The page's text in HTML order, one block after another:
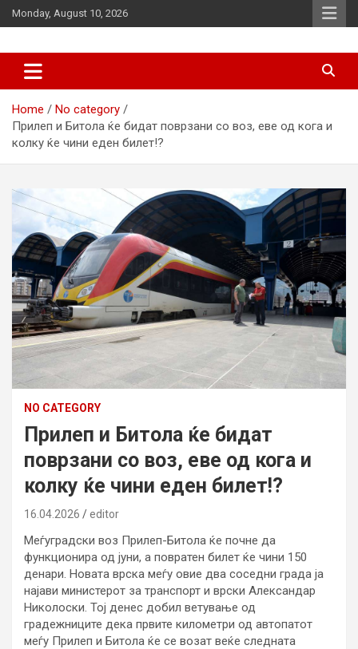
Skip
to
Monday, August 10, 2026
d7-news.com
Home
No category
Прилеп и Битола ќе бидат поврзани со воз, еве од кога и
колку ќе чини еден билет!?
NO CATEGORY
Прилеп и Битола ќе бидат
поврзани со воз, еве од кога и
колку ќе чини еден билет!?
16.04.2026 editor
Меѓуградски воз Прилеп-Битола ќе почне да
функционира од јуни, а повратен билет ќе чини 150
денари. Новата врска меѓу овие два соседни града ја
најави министерот за транспорт и врски Александар
Николоски. Тој денес добил ветување од
градежниците дека првите километри од автопатот
меѓу Прилеп и Битола ќе се возат веќе следната